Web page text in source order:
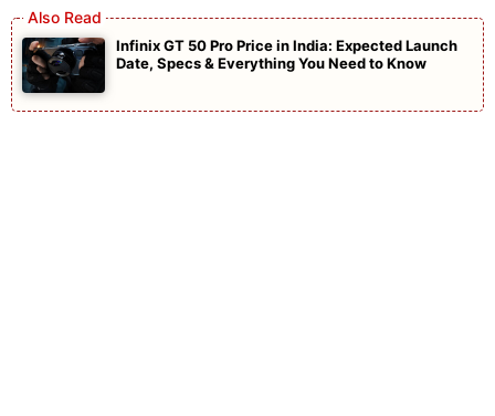
Infinix GT 50 Pro Price in India: Expected Launch
Date, Specs & Everything You Need to Know